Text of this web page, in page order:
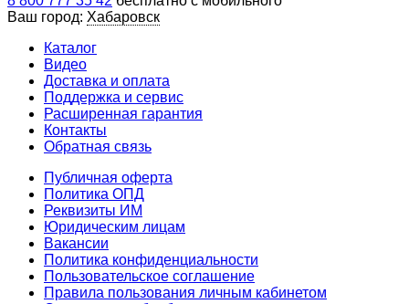
Ваш город: Хабаровск
Каталог
Видео
Доставка и оплата
Поддержка и сервис
Расширенная гарантия
Контакты
Обратная связь
Публичная оферта
Политика ОПД
Реквизиты ИМ
Юридическим лицам
Вакансии
Политика конфиденциальности
Пользовательское соглашение
Правила пользования личным кабинетом